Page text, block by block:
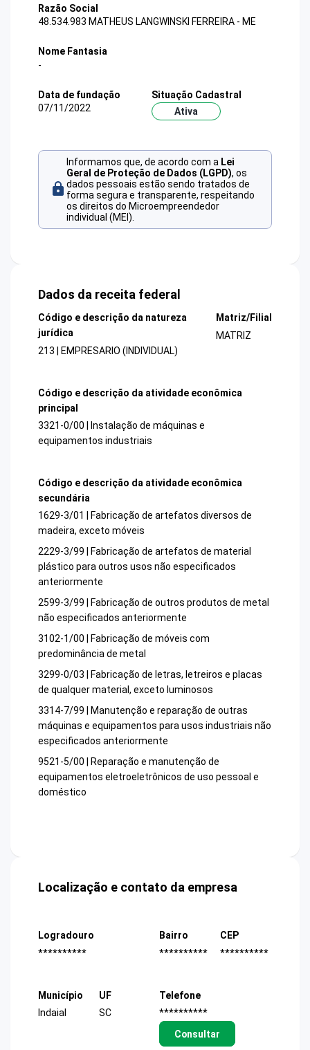
Razão Social
48.534.983 MATHEUS LANGWINSKI FERREIRA - ME
Nome Fantasia
-
Data de fundação
07/11/2022
Situação Cadastral
Ativa
Informamos que, de acordo com a Lei
Geral de Proteção de Dados (LGPD), os
dados pessoais estão sendo tratados de
forma segura e transparente, respeitando
os direitos do Microempreendedor
individual (MEI).
Dados da receita federal
Código e descrição da natureza
jurídica
213 | EMPRESARIO (INDIVIDUAL)
Matriz/Filial
MATRIZ
Código e descrição da atividade econômica
principal
3321-0/00 | Instalação de máquinas e
equipamentos industriais
Código e descrição da atividade econômica
secundária
1629-3/01 | Fabricação de artefatos diversos de
madeira, exceto móveis
2229-3/99 | Fabricação de artefatos de material
plástico para outros usos não especificados
anteriormente
2599-3/99 | Fabricação de outros produtos de metal
não especificados anteriormente
3102-1/00 | Fabricação de móveis com
predominância de metal
3299-0/03 | Fabricação de letras, letreiros e placas
de qualquer material, exceto luminosos
3314-7/99 | Manutenção e reparação de outras
máquinas e equipamentos para usos industriais não
especificados anteriormente
9521-5/00 | Reparação e manutenção de
equipamentos eletroeletrônicos de uso pessoal e
doméstico
Localização e contato da empresa
Logradouro
**********
Bairro
**********
CEP
**********
Município
Indaial
UF
SC
Telefone
**********
Consultar